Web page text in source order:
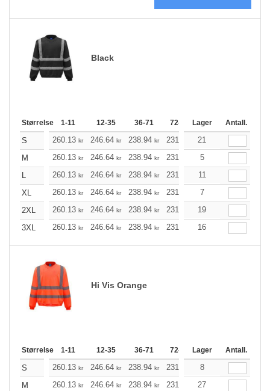
Black
Størrelse 1-11 12-35 36-71 72-143 144-287
Lager Antall.
S 260.13 kr 246.64 kr 238.94 kr 231.25 219.66
21
M
260.13 kr 246.64 kr 238.94 kr 231.25
5
L
260.13 kr 246.64 kr 238.94 kr 231.25 219.66
11
XL
260.13 kr 246.64 kr 238.94 kr 231.25
7
2XL
260.13 kr 246.64 kr 238.94 kr 231.25 219.66
19
3XL
260.13 kr 246.64 kr 238.94 kr 231.25 219.66
16
Hi Vis Orange
Størrelse 1-11 12-35 36-71 72-143 144-287
Lager Antall.
S 260.13 kr 246.64 kr 238.94 kr 231.25
8
M
260.13 kr 246.64 kr 238.94 kr 231.25 219.66
27